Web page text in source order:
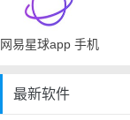
网易星球app 手机下载
最新软件